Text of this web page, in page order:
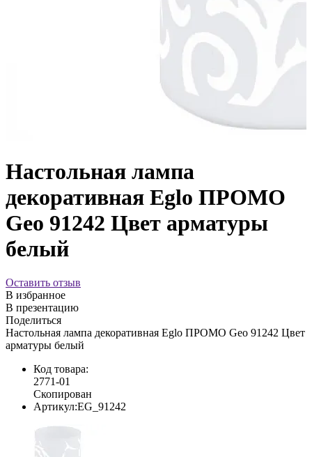
Настольная лампа
декоративная Eglo ПРОМО
Geo 91242 Цвет арматуры
белый
Оставить отзыв
В избранное
В презентацию
Поделиться
Настольная лампа декоративная Eglo ПРОМО Geo 91242 Цвет
арматуры белый
Код товара:
2771-01
Скопирован
Артикул:EG_91242